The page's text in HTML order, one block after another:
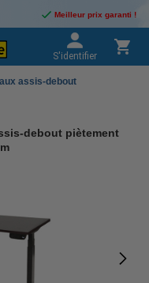
Meilleur prix garanti !
S'identifier
assis-debout
debout piètement